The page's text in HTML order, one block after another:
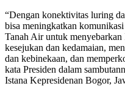
“Dengan konektivitas luring
bisa meningkatkan
Tanah Air untuk menyebarkan
kesejukan dan kedamaian,
dan kebinekaan, dan
kata Presiden dalam
Istana Kepresidenan Bogor,